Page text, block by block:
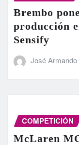
Brembo
producción
Sensify
José
COMPETICIÓN
McLaren